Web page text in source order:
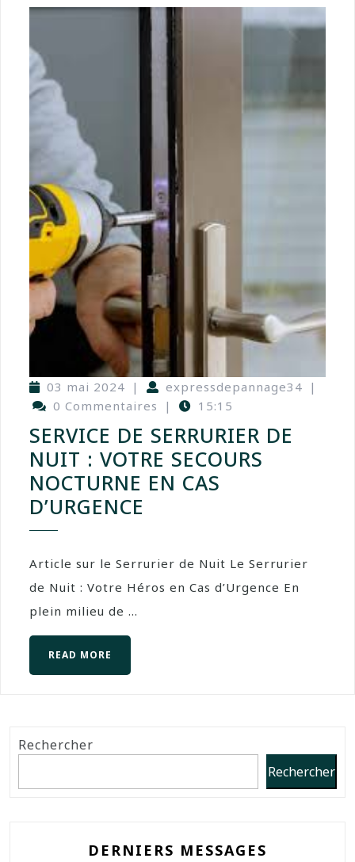
03 mai 2024 | expressdepannage34 |
0 Commentaires
| 15:15
SERVICE DE SERRURIER DE
NUIT : VOTRE SECOURS
NOCTURNE EN CAS
D’URGENCE
Article sur le Serrurier de Nuit Le Serrurier
de Nuit : Votre Héros en Cas d’Urgence En
plein milieu de ...
READ MORE
Rechercher
Rechercher
DERNIERS MESSAGES